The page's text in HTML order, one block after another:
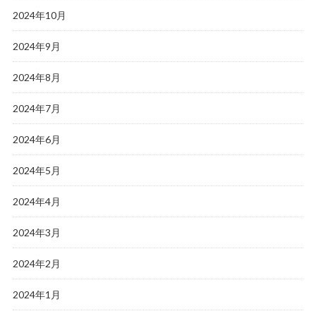
2024年10月
2024年9月
2024年8月
2024年7月
2024年6月
2024年5月
2024年4月
2024年3月
2024年2月
2024年1月